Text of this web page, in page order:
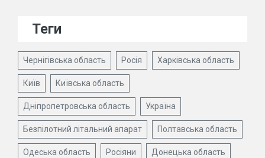
Теги
Чернігівська область Росія Харківська область
Київ Київська область
Дніпропетровська область Україна
Безпілотний літальний апарат Полтавська область
Одеська область Росіяни Донецька область